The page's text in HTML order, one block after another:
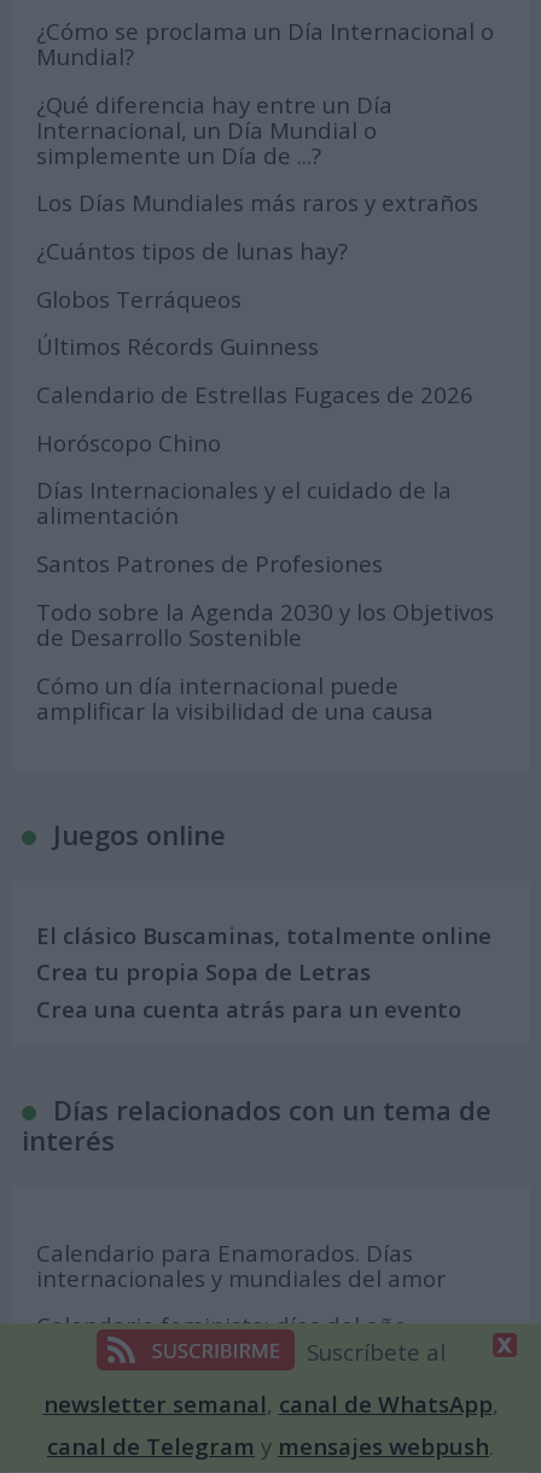
¿Cómo se proclama un Día Internacional o
Mundial?
¿Qué diferencia hay entre un Día
Internacional, un Día Mundial o
simplemente un Día de ...?
Los Días Mundiales más raros y extraños
¿Cuántos tipos de lunas hay?
Globos Terráqueos
Últimos Récords Guinness
Calendario de Estrellas Fugaces de 2026
Horóscopo Chino
Días Internacionales y el cuidado de la
alimentación
Santos Patrones de Profesiones
Todo sobre la Agenda 2030 y los Objetivos
de Desarrollo Sostenible
Cómo un día internacional puede
amplificar la visibilidad de una causa
Juegos online
El clásico Buscaminas, totalmente online
Crea tu propia Sopa de Letras
Crea una cuenta atrás para un evento
Días relacionados con un tema de
interés
Calendario para Enamorados. Días
internacionales y mundiales del amor
Calendario feminista: días del año
dedicados a la mujer
Calendario de la Amistad. Días
internacionales y mundiales sobre los
amigos y amigas
Suscríbete al
newsletter semanal, canal de WhatsApp,
canal de Telegram y mensajes webpush.